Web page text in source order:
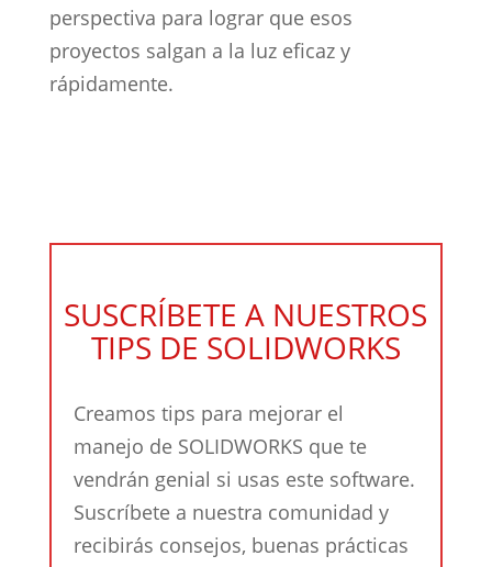
perspectiva para lograr que esos
proyectos salgan a la luz eficaz y
rápidamente.
SUSCRÍBETE A NUESTROS
TIPS DE SOLIDWORKS
Creamos tips para mejorar el
manejo de SOLIDWORKS que te
vendrán genial si usas este software.
Suscríbete a nuestra comunidad y
recibirás consejos, buenas prácticas